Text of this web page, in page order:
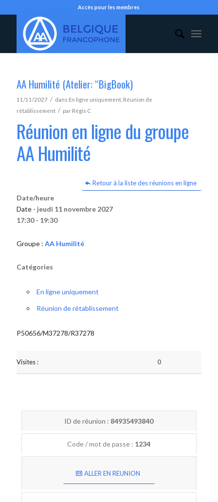
Accès pour les membres
AA Humilité (Atelier: “BigBook)
11/11/2027 / dans En ligne uniquement, Réunion de
rétablissement / par Régis C
Réunion en ligne du groupe
AA Humilité
Retour à la liste des réunions en ligne
Date/heure
Date - jeudi 11 novembre 2027
17:30 - 19:30
Groupe : AA Humilité
Catégories
En ligne uniquement
Réunion de rétablissement
P50656/M37278/R37278
Visites : 0
ID de réunion : 84935493840
Code / mot de passe : 1234
ALLER EN REUNION